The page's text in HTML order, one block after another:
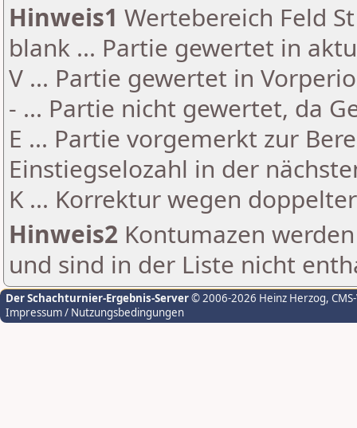
Hinweis1 Wertebereich Feld
blank ... Partie gewertet in
V ... Partie gewertet in
- ... Partie nicht gewertet, da
E ... Partie vorgemerkt zur
Einstiegselozahl in der
K ... Korrektur wegen
Hinweis2 Kontumazen
und sind in der Liste nicht
Der Schachturnier-Ergebnis-Server© 2006-2026 Heinz Herzog,
Impressum / Nutzungsbedingungen